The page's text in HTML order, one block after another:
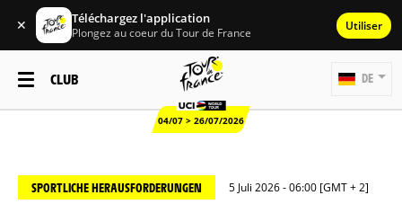
✕ Téléchargez l'application
Plongez au coeur du Tour de France Utiliser
CLUB
04/07 > 26/07/2026
DE
SPORTLICHE HERAUSFORDERUNGEN 5 Juli 2026 - 06:00 [GMT + 2]